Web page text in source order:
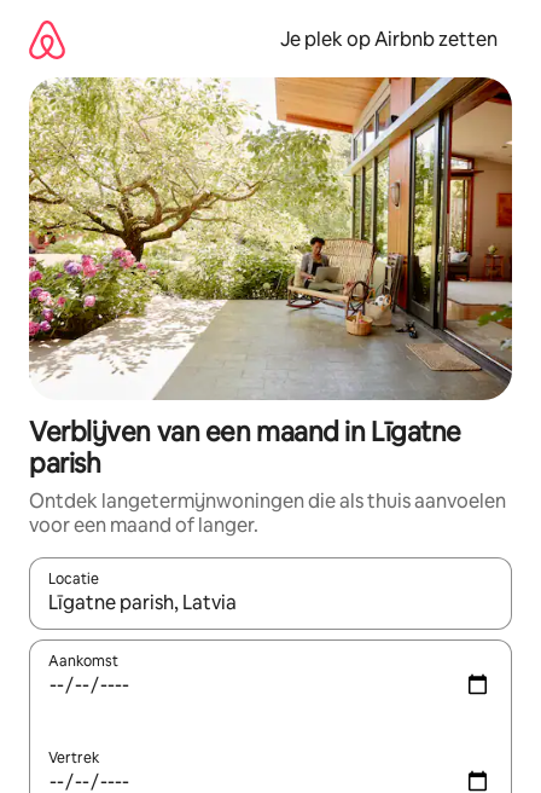
direct
naar
inhoud
Je plek op Airbnb zetten
Verblijven van een maand in Līgatne
parish
Ontdek langetermijnwoningen die als thuis aanvoelen
voor een maand of langer.
Locatie
Wanneer er resultaten beschikbaar zijn, maak je een keuze
Aankomst
Vertrek